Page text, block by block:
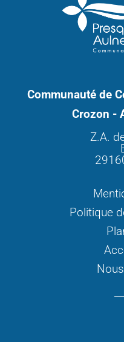
Communauté de
Crozon -
Z.A.
Politique